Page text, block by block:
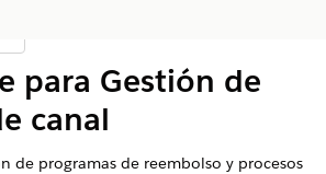
de materias
para Gestión de
canal
de programas de reembolso y procesos